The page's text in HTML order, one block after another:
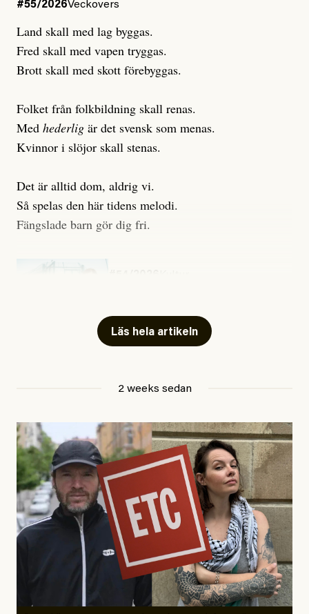
#55/2026Veckovers
Land skall med lag byggas.
Fred skall med vapen tryggas.
Brott skall med skott förebyggas.
Folket från folkbildning skall renas.
Med hederlig är det svensk som menas.
Kvinnor i slöjor skall stenas.
Det är alltid dom, aldrig vi.
Så spelas den här tidens melodi.
Fängslade barn gör dig fri.
Läs hela artikeln
2 weeks sedan